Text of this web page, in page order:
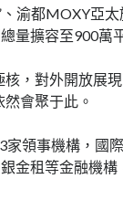
、渝都MOXY亞
量擴容至900萬
，對外開放展
會聚于此。
領事機構，國
金租等金融機